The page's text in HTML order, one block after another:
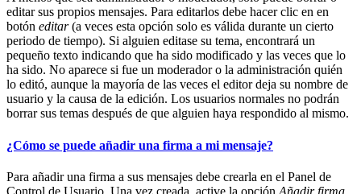
editar sus propios mensajes. Para editarlos debe hacer clic en en
botón editar(a veces esta opción solo es válida durante un cierto
periodo de tiempo). Si alguien editase su tema, encontrará un
pequeño texto indicando que ha sido modificado y las veces que lo
ha sido. No aparece si fue un moderador o la administración quién
lo editó, aunque la mayoría de las veces el editor deja su nombre de
usuario y la causa de la edición. Los usuarios normales no podrán
borrar sus temas después de que alguien haya respondido al mismo.
¿Cómo se puede añadir una firma a mi mensaje?
Para añadir una firma a sus mensajes debe crearla en el Panel de
Control de Usuario. Una vez creada, active la opción Añadir firma